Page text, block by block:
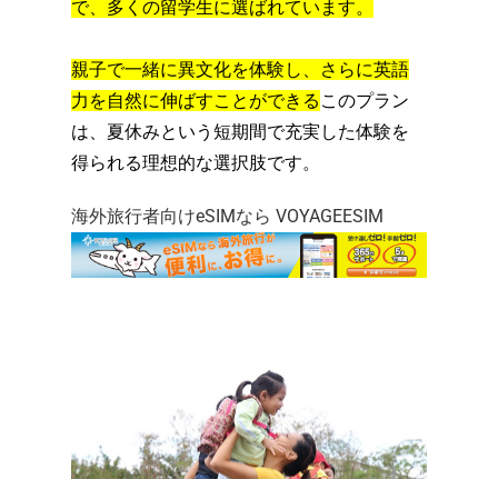
で、多くの留学生に選ばれています。
親子で一緒に異文化を体験し、 さらに英語
力を自然に伸ばすことができる このプラン
は、 夏休みという短期間で充実した体験を
得られる理想的な選択肢です。
海外旅行者向けeSIMなら VOYAGEESIM